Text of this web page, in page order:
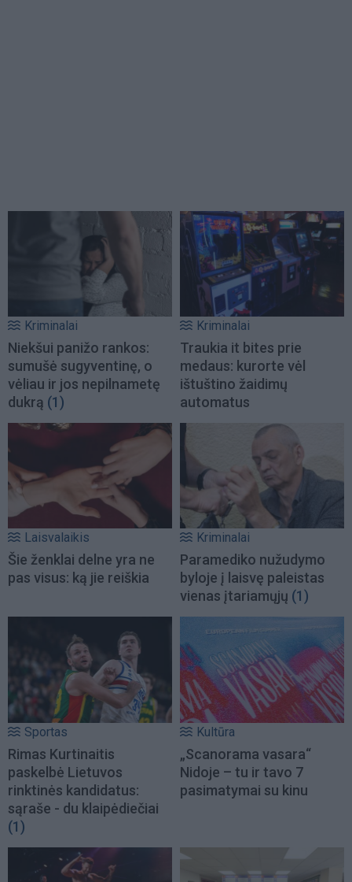
Kriminalai
Niekšui panižo rankos:
sumušė sugyventinę, o
vėliau ir jos nepilnametę
dukrą (1)
Kriminalai
Traukia it bites prie
medaus: kurorte vėl
ištuštino žaidimų
automatus
Laisvalaikis
Šie ženklai delne yra ne
pas visus: ką jie reiškia
Kriminalai
Paramediko nužudymo
byloje į laisvę paleistas
vienas įtariamųjų (1)
Sportas
Rimas Kurtinaitis
paskelbė Lietuvos
rinktinės kandidatus:
sąraše - du klaipėdiečiai
(1)
Kultūra
„Scanorama vasara“
Nidoje – tu ir tavo 7
pasimatymai su kinu